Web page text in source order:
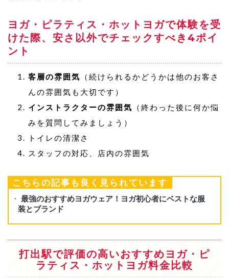
ヨガ・ピラティス・ホットヨガで体験を受
けた際、安さ以外でチェックすべき4ポイ
ント
客層の雰囲気
（続けられるかどうかは他のお客さ
んの雰囲気も大切です）
インストラクターの雰囲気
（終わった後に何か悩
みを質問してみましょう）
トイレの清潔さ
スタッフの対応、店内の雰囲気
こちらの記事も良く見られています
打出駅で評価の高いおすすめヨガ・ピ
ラティス・ホットヨガ料金比較